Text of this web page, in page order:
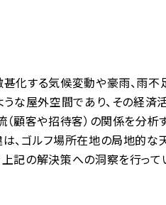
化する気候変動や豪雨、雨不
うな屋外空間であり、その経
顧客や招待客）の関係を分析
、ゴルフ場所在地の局地的な
記の解決策への洞察を行って